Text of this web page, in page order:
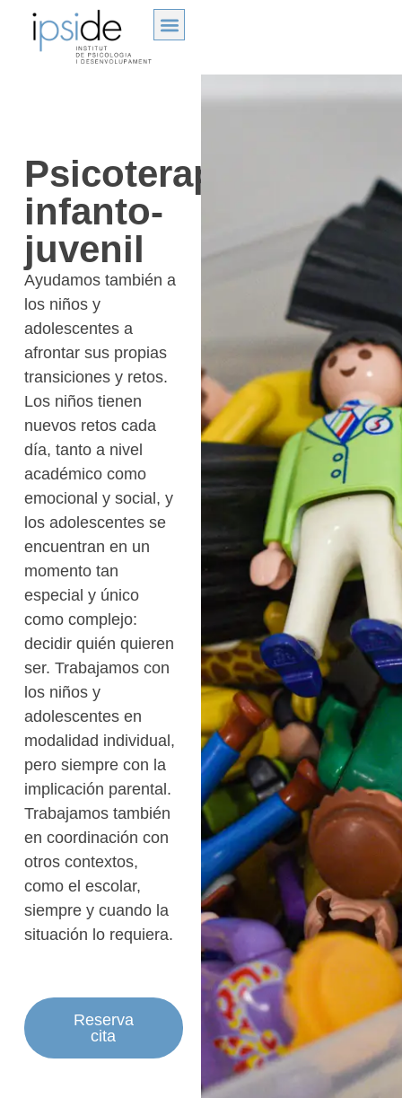
Psicoterapia
infanto-
juvenil
Ayudamos también a
los niños y
adolescentes a
afrontar sus propias
transiciones y retos.
Los niños tienen
nuevos retos cada
día, tanto a nivel
académico como
emocional y social, y
los adolescentes se
encuentran en un
momento tan
especial y único
como complejo:
decidir quién quieren
ser. Trabajamos con
los niños y
adolescentes en
modalidad individual,
pero siempre con la
implicación parental.
Trabajamos también
en coordinación con
otros contextos,
como el escolar,
siempre y cuando la
situación lo requiera.
Reserva
cita